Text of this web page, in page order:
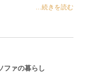
...続きを読む
ファの暮らし